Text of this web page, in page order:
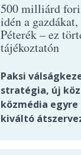
500 milliárd
idén a
Péterék – ez
tájékoztatón
Paksi
stratégia, új
közmédia
kiváltó